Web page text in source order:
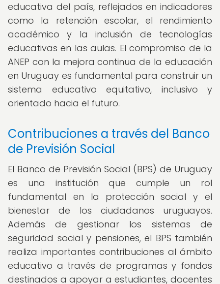
educativa del país, reflejados en indicadores
como la retención escolar, el rendimiento
académico y la inclusión de tecnologías
educativas en las aulas. El compromiso de la
ANEP con la mejora continua de la educación
en Uruguay es fundamental para construir un
sistema educativo equitativo, inclusivo y
orientado hacia el futuro.
Contribuciones a través del Banco
de Previsión Social
El Banco de Previsión Social (BPS) de Uruguay
es una institución que cumple un rol
fundamental en la protección social y el
bienestar de los ciudadanos uruguayos.
Además de gestionar los sistemas de
seguridad social y pensiones, el BPS también
realiza importantes contribuciones al ámbito
educativo a través de programas y fondos
destinados a apoyar a estudiantes, docentes